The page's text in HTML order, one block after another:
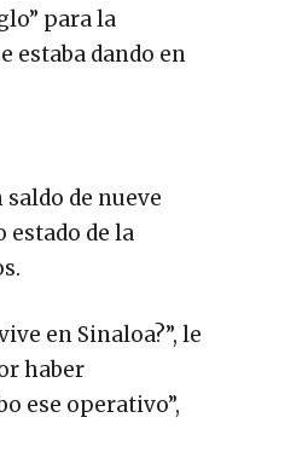
para la
estaba dando en
de nueve
estado de la
en Sinaloa?”, le
haber
ese operativo”,